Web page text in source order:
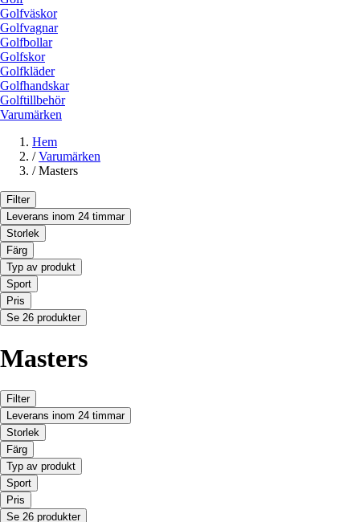
Golfväskor
Golfvagnar
Golfbollar
Golfskor
Golfkläder
Golfhandskar
Golftillbehör
Varumärken
Hem
/ Varumärken
/ Masters
Filter
Leverans inom 24 timmar
Storlek
Färg
Typ av produkt
Sport
Pris
Se 26 produkter
Masters
Filter
Leverans inom 24 timmar
Storlek
Färg
Typ av produkt
Sport
Pris
Se 26 produkter